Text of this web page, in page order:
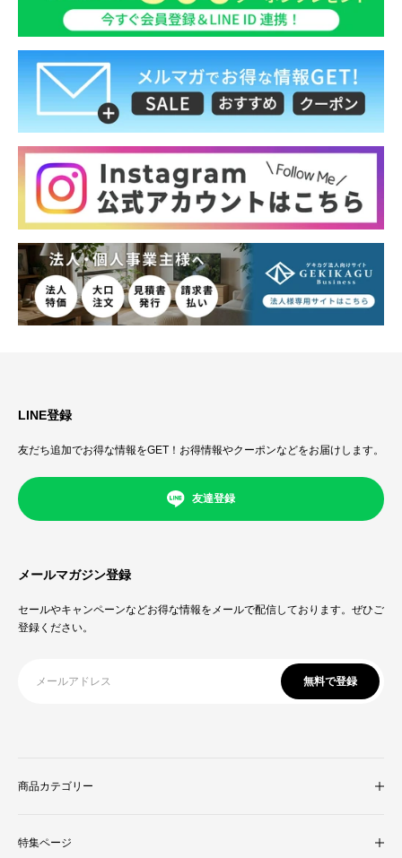
LINE登録
友だち追加でお得な情報をGET！お得情報やクーポンなどをお届けします。
友達登録
メールマガジン登録
セールやキャンペーンなどお得な情報をメールで配信しております。ぜひご
登録ください。
無料で登録
商品カテゴリー
照明・ライト
特集ページ